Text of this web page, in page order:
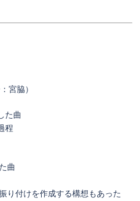
宮脇）
た曲
程
曲
付けを作成する構想もあった